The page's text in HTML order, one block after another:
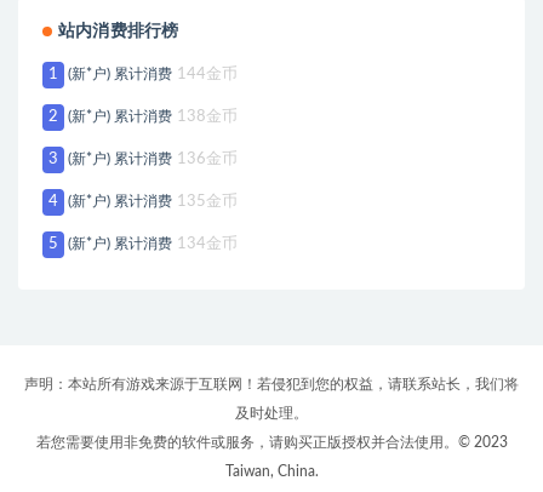
站内消费排行榜
1 (新*户) 累计消费 144金币
2 (新*户) 累计消费 138金币
3 (新*户) 累计消费 136金币
4 (新*户) 累计消费 135金币
5 (新*户) 累计消费 134金币
声明：本站所有游戏来源于互联网！若侵犯到您的权益，请联系站长，我们将
及时处理。
若您需要使用非免费的软件或服务，请购买正版授权并合法使用。© 2023
Taiwan, China.